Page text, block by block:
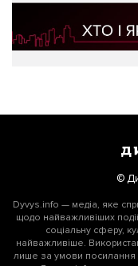
©
Dyvys.info — медіа, яке
щодо найважливіших
соціальну сферу,
найважливіше.
лише за умови посилання